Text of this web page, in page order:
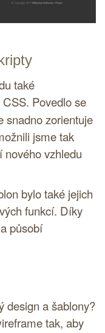
také
CSS. Povedlo se
snadno zorientuje
jsme tak
nového vzhledu
bylo také jejich
funkcí. Díky
působí
design a šablony?
tak, aby